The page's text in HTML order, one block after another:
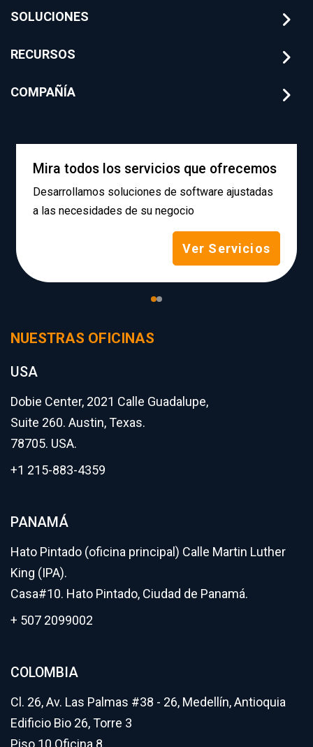
SOLUCIONES
RECURSOS
COMPAÑÍA
Mira todos los servicios que ofrecemos
Desarrollamos soluciones de software ajustadas
a las necesidades de su negocio
Ver Servicios
NUESTRAS OFICINAS
USA
Dobie Center, 2021 Calle Guadalupe,
Suite 260. Austin, Texas.
78705. USA.
+1 215-883-4359
PANAMÁ
Hato Pintado (oficina principal) Calle Martin Luther
King (IPA).
Casa#10. Hato Pintado, Ciudad de Panamá.
+ 507 2099002
COLOMBIA
Cl. 26, Av. Las Palmas #38 - 26, Medellín, Antioquia
Edificio Bio 26, Torre 3
Piso 10 Oficina 8